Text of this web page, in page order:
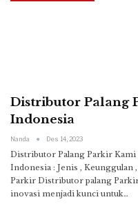
Distributor Palang
Indonesia
Nanda Des 14, 2023
Distributor Palang Parkir Kami
Indonesia : Jenis , Keunggulan
Parkir Distributor palang
inovasi menjadi kunci untuk…